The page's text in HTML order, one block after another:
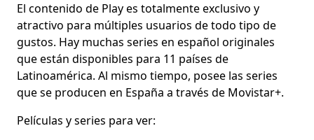
El contenido de Play es totalmente exclusivo y
atractivo para múltiples usuarios de todo tipo de
gustos. Hay muchas series en español originales
que están disponibles para 11 países de
Latinoamérica. Al mismo tiempo, posee las series
que se producen en España a través de Movistar+.
Películas y series para ver: